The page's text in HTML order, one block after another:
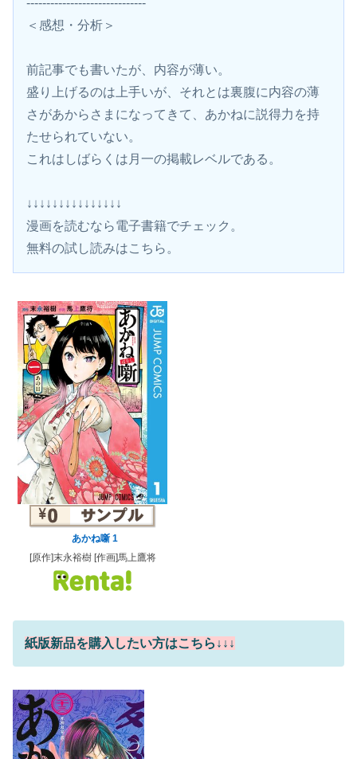
------------------------------
＜感想・分析＞
前記事でも書いたが、内容が薄い。
盛り上げるのは上手いが、それとは裏腹に内容の薄
さがあからさまになってきて、あかねに説得力を持
たせられていない。
これはしばらくは月一の掲載レベルである。
↓↓↓↓↓↓↓↓↓↓↓↓↓↓↓
漫画を読むなら電子書籍でチェック。
無料の試し読みはこちら。
あかね噺 1
[原作]末永裕樹 [作画]馬上鷹将
紙版新品を購入したい方はこちら↓↓↓